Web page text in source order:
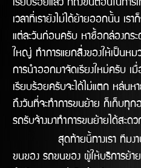
เรียบร้อยแล้ว ก็ถึงขั้นตอนในการ
เวลาที่เรายังไม่ได้ย้ายออกนั้น เร
แต่ละวันก่อนครับ หาซื้อกล่องกร
ใหญ่ ทำการแยกสิ่งของให้เป็นหม
การนำออกมาจัดเรียงใหม่ครับ เ
เรียบร้อยครับจะได้ไม่แตก หล่นห
ถึงวันที่จะทำการขนย้าย ก็เก็บทุก
รถรับจ้างมาทำการขนย้ายได้สะดว
สุดท้ายนี้ทางเรา ทีมงานสิ
ขนของ รถขนของ ผู้ให้บริการย้า